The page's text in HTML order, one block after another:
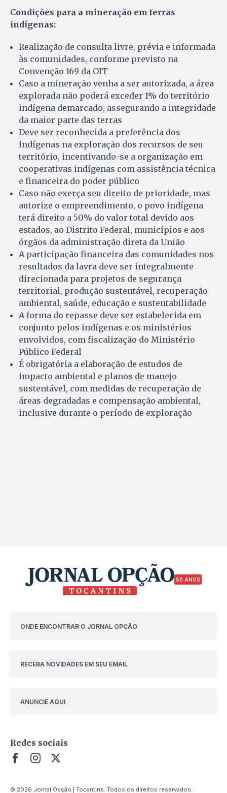
Condições para a mineração em terras
indígenas:
Realização de consulta livre, prévia e informada
às comunidades, conforme previsto na
Convenção 169 da OIT
Caso a mineração venha a ser autorizada, a área
explorada não poderá exceder 1% do território
indígena demarcado, assegurando a integridade
da maior parte das terras
Deve ser reconhecida a preferência dos
indígenas na exploração dos recursos de seu
território, incentivando-se a organização em
cooperativas indígenas com assistência técnica
e financeira do poder público
Caso não exerça seu direito de prioridade, mas
autorize o empreendimento, o povo indígena
terá direito a 50% do valor total devido aos
estados, ao Distrito Federal, municípios e aos
órgãos da administração direta da União
A participação financeira das comunidades nos
resultados da lavra deve ser integralmente
direcionada para projetos de segurança
territorial, produção sustentável, recuperação
ambiental, saúde, educação e sustentabilidade
A forma do repasse deve ser estabelecida em
conjunto pelos indígenas e os ministérios
envolvidos, com fiscalização do Ministério
Público Federal
É obrigatória a elaboração de estudos de
impacto ambiental e planos de manejo
sustentável, com medidas de recuperação de
áreas degradadas e compensação ambiental,
inclusive durante o período de exploração
50 ANOS
ONDE ENCONTRAR O JORNAL OPÇÃO
RECEBA NOVIDADES EM SEU EMAIL
ANUNCIE AQUI
Redes sociais
© 2026 Jornal Opção | Tocantins. Todos os direitos reservados.